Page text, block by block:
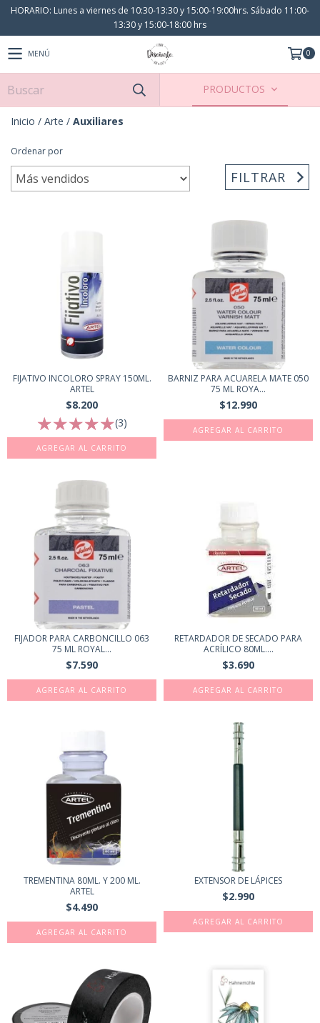
HORARIO: Lunes a viernes de 10:30-13:30 y 15:00-19:00hrs. Sábado 11:00-
13:30 y 15:00-18:00 hrs
MENÚ 0
PRODUCTOS
Inicio / Arte / Auxiliares
Ordenar por
FILTRAR
FIJATIVO INCOLORO SPRAY 150ML.
ARTEL
$8.200
(3)
BARNIZ PARA ACUARELA MATE 050
75 ML ROYA...
$12.990
FIJADOR PARA CARBONCILLO 063
75 ML ROYAL...
$7.590
RETARDADOR DE SECADO PARA
ACRÍLICO 80ML....
$3.690
TREMENTINA 80ML. Y 200 ML.
ARTEL
$4.490
AGREGAR AL CARRITO
EXTENSOR DE LÁPICES
$2.990